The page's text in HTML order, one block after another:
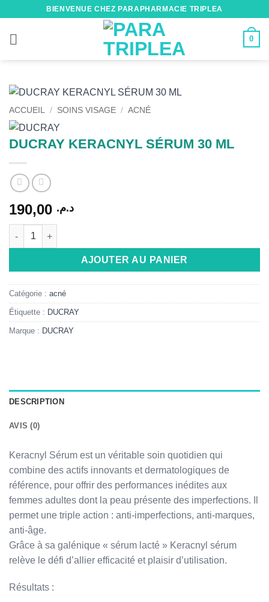
contenu
BIENVENUE CHEZ PARAPHARMACIE TRIPLEA
0
ACCUEIL / SOINS VISAGE / ACNÉ
DUCRAY KERACNYL SÉRUM 30 ML
د.م.
quantité de DUCRAY KERACNYL SÉRUM 30 ML
AJOUTER AU PANIER
Alternative:
Catégorie : acné
Étiquette : DUCRAY
Marque : DUCRAY
DESCRIPTION
AVIS (0)
Keracnyl Sérum est un véritable soin quotidien qui
combine des actifs innovants et dermatologiques de
référence, pour offrir des performances inédites aux
femmes adultes dont la peau présente des imperfections. Il
permet une triple action : anti-imperfections, anti-marques,
anti-âge.
Grâce à sa galénique « sérum lacté » Keracnyl sérum
relève le défi d’allier efficacité et plaisir d’utilisation.
Résultats :